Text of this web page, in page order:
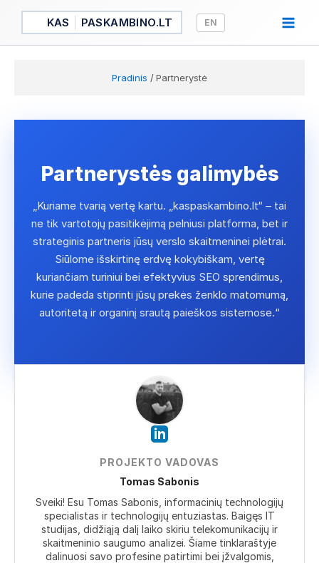
Pereiti
turinio
KAS PASKAMBINO.LT EN
Pradinis Partnerystė
Partnerystės galimybės
„Kuriame tvarią vertę kartu. „kaspaskambino.lt“ – tai
ne tik vartotojų pasitikėjimą pelniusi platforma, bet ir
strateginis partneris jūsų verslo skaitmeninei plėtrai.
Siūlome išskirtinę erdvę kokybiškam, vertę
kuriančiam turiniui bei efektyvius SEO sprendimus,
kurie padeda stiprinti jūsų prekės ženklo matomumą,
autoritetą ir organinį srautą paieškos sistemose.“
PROJEKTO VADOVAS
Tomas Sabonis
Sveiki! Esu Tomas Sabonis, informacinių technologijų
specialistas ir technologijų entuziastas. Baigęs IT
studijas, didžiąją dalį laiko skiriu telekomunikacijų ir
skaitmeninio saugumo analizei. Šiame tinklaraštyje
dalinuosi savo profesine patirtimi bei įžvalgomis,